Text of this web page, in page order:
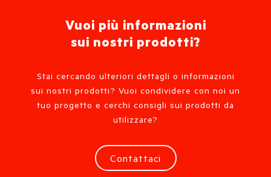
Vuoi più informazioni
sui nostri prodotti?
Stai cercando ulteriori dettagli o informazioni
sui nostri prodotti? Vuoi condividere con noi un
tuo progetto e cerchi consigli sui prodotti da
utilizzare?
Contattaci